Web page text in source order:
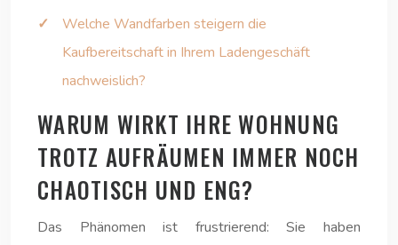
Welche Wandfarben steigern die
Kaufbereitschaft in Ihrem Ladengeschäft
nachweislich?
WARUM WIRKT IHRE WOHNUNG
TROTZ AUFRÄUMEN IMMER NOCH
CHAOTISCH UND ENG?
Das Phänomen ist frustrierend: Sie haben